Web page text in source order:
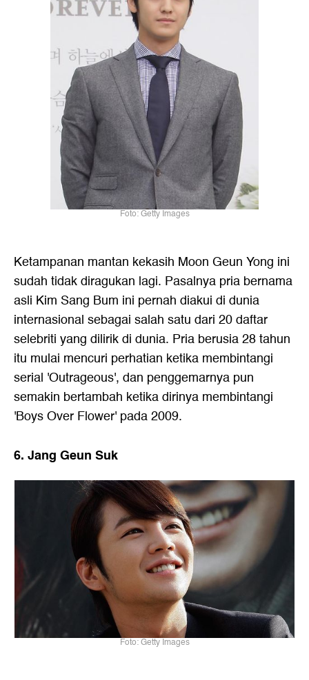
Foto: Getty Images
Ketampanan mantan kekasih Moon Geun Yong ini
sudah tidak diragukan lagi. Pasalnya pria bernama
asli Kim Sang Bum ini pernah diakui di dunia
internasional sebagai salah satu dari 20 daftar
selebriti yang dilirik di dunia. Pria berusia 28 tahun
itu mulai mencuri perhatian ketika membintangi
serial 'Outrageous', dan penggemarnya pun
semakin bertambah ketika dirinya membintangi
'Boys Over Flower' pada 2009.
6. Jang Geun Suk
Foto: Getty Images